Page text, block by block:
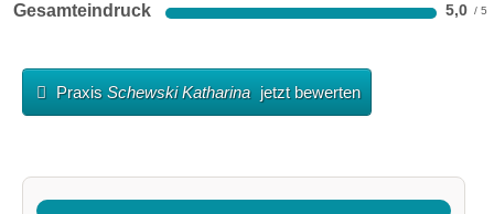
Gesamteindruck 5,0
Praxis Schewski Katharina jetzt bewerten